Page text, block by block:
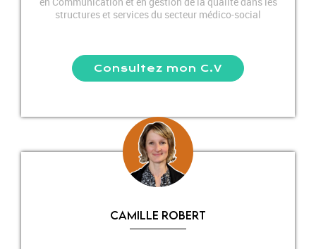
structures et services du secteur médico-social
Consultez mon C.V
CAMILLE ROBERT